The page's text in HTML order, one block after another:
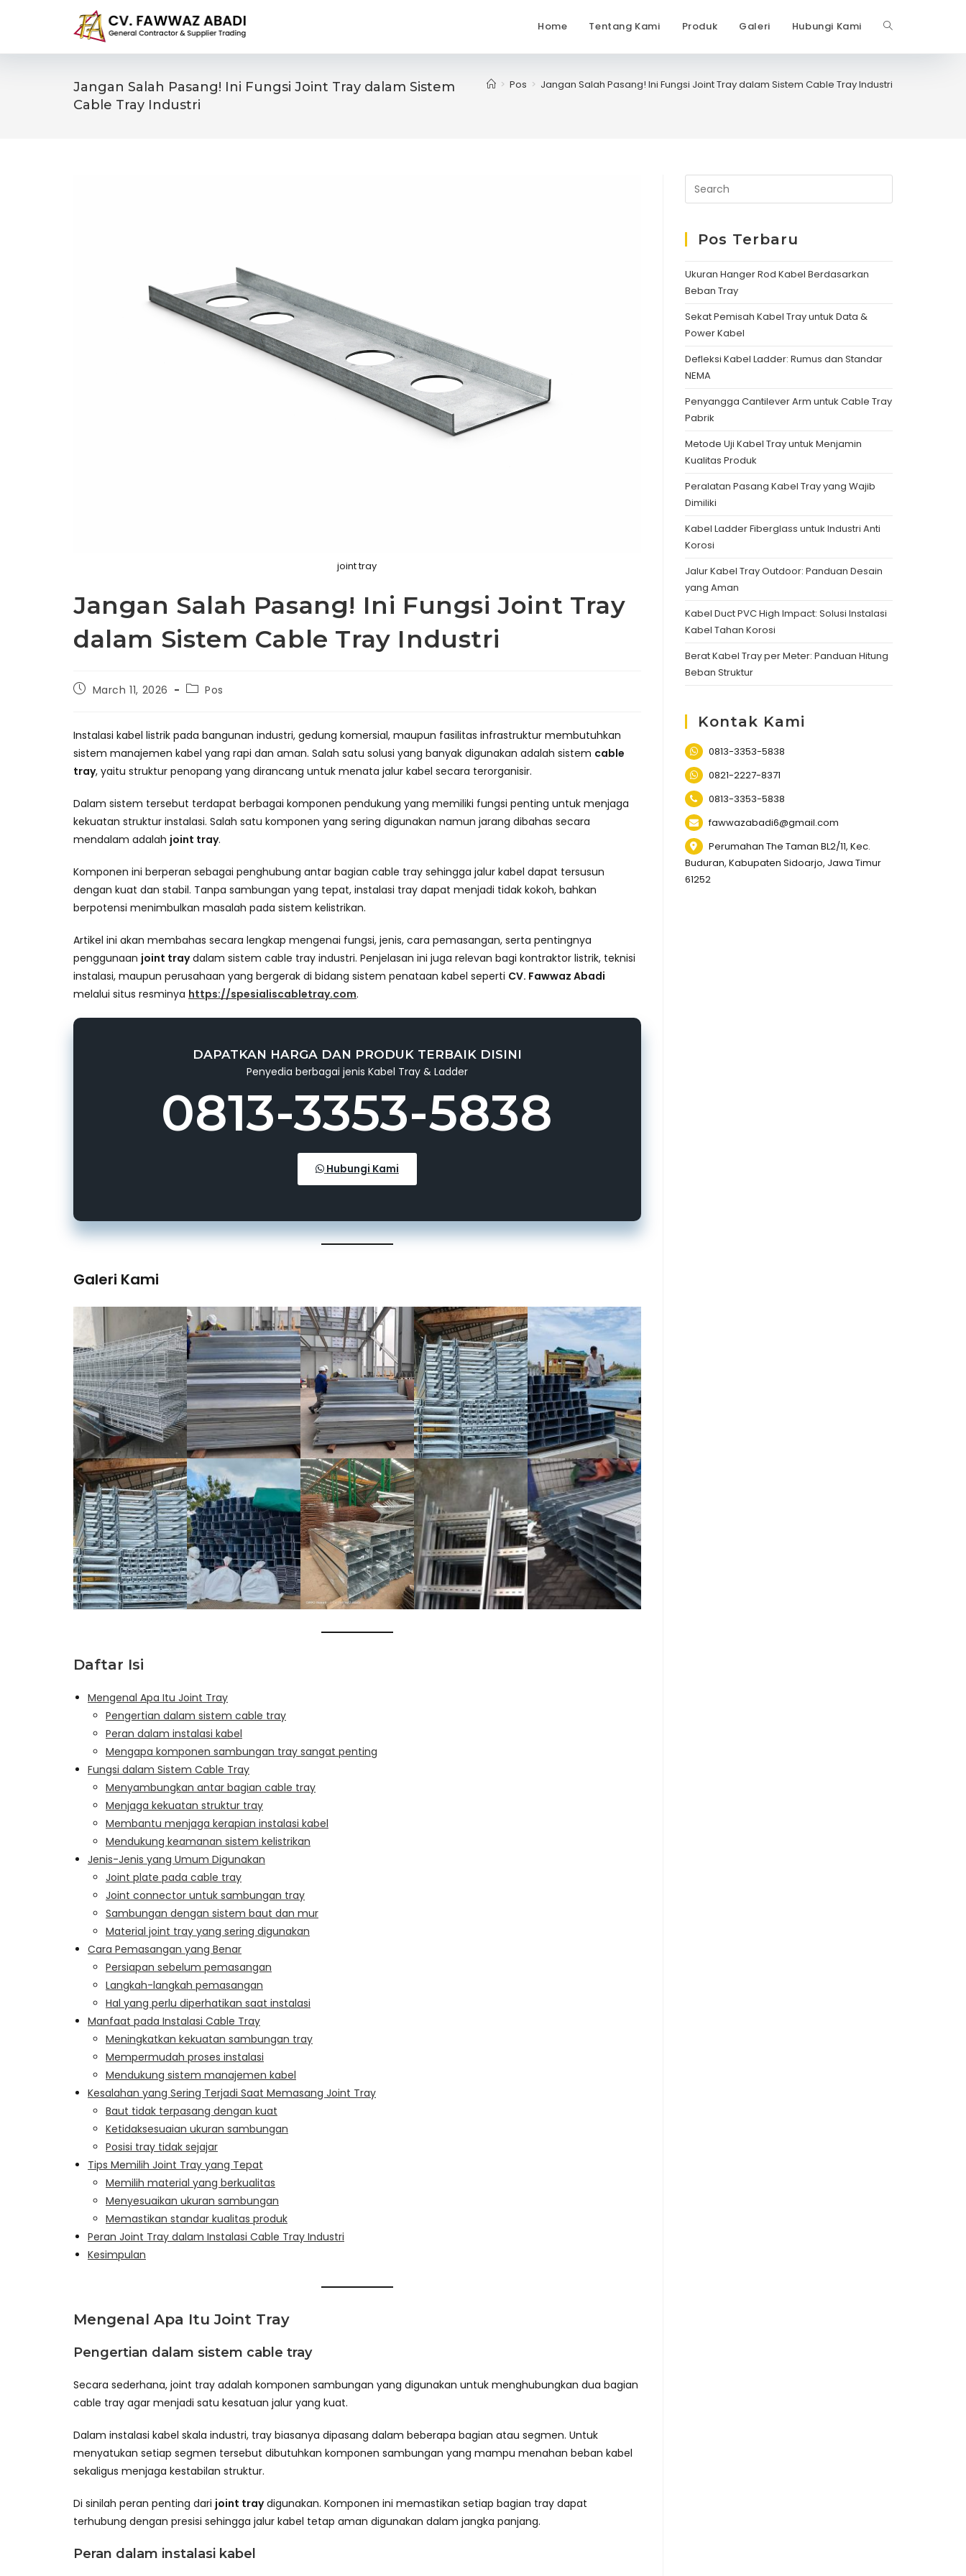
Home Tentang Kami Produk Galeri Hubungi Kami Toggle
website
Jangan Salah Pasang! Ini Fungsi Joint Tray dalam Sistem
Cable Tray Industri
> Pos > Jangan Salah Pasang! Ini Fungsi Joint Tray dalam Sistem Cable Tray Industri
joint tray
Jangan Salah Pasang! Ini Fungsi Joint Tray
dalam Sistem Cable Tray Industri
PostMarch 11, 2026
PostPos
Instalasi kabel listrik pada bangunan industri, gedung komersial, maupun fasilitas infrastruktur membutuhkan
sistem manajemen kabel yang rapi dan aman. Salah satu solusi yang banyak digunakan adalah sistem cable
tray, yaitu struktur penopang yang dirancang untuk menata jalur kabel secara terorganisir.
Dalam sistem tersebut terdapat berbagai komponen pendukung yang memiliki fungsi penting untuk menjaga
kekuatan struktur instalasi. Salah satu komponen yang sering digunakan namun jarang dibahas secara
mendalam adalah joint tray.
Komponen ini berperan sebagai penghubung antar bagian cable tray sehingga jalur kabel dapat tersusun
dengan kuat dan stabil. Tanpa sambungan yang tepat, instalasi tray dapat menjadi tidak kokoh, bahkan
berpotensi menimbulkan masalah pada sistem kelistrikan.
Artikel ini akan membahas secara lengkap mengenai fungsi, jenis, cara pemasangan, serta pentingnya
penggunaan joint traydalam sistem cable tray industri. Penjelasan ini juga relevan bagi kontraktor listrik, teknisi
instalasi, maupun perusahaan yang bergerak di bidang sistem penataan kabel seperti CV. Fawwaz Abadi
melalui situs resminya https://spesialiscabletray.com.
DAPATKAN HARGA DAN PRODUK TERBAIK DISINI
Penyedia berbagai jenis Kabel Tray & Ladder
0813-3353-5838
Hubungi Kami
Galeri Kami
Daftar Isi
Mengenal Apa Itu Joint Tray
Pengertian dalam sistem cable tray
Peran dalam instalasi kabel
Mengapa komponen sambungan tray sangat penting
Fungsi dalam Sistem Cable Tray
Menyambungkan antar bagian cable tray
Menjaga kekuatan struktur tray
Membantu menjaga kerapian instalasi kabel
Mendukung keamanan sistem kelistrikan
Jenis-Jenis yang Umum Digunakan
Joint plate pada cable tray
Joint connector untuk sambungan tray
Sambungan dengan sistem baut dan mur
Material joint tray yang sering digunakan
Cara Pemasangan yang Benar
Persiapan sebelum pemasangan
Langkah-langkah pemasangan
Hal yang perlu diperhatikan saat instalasi
Manfaat pada Instalasi Cable Tray
Meningkatkan kekuatan sambungan tray
Mempermudah proses instalasi
Mendukung sistem manajemen kabel
Kesalahan yang Sering Terjadi Saat Memasang Joint Tray
Baut tidak terpasang dengan kuat
Ketidaksesuaian ukuran sambungan
Posisi tray tidak sejajar
Tips Memilih Joint Tray yang Tepat
Memilih material yang berkualitas
Menyesuaikan ukuran sambungan
Memastikan standar kualitas produk
Peran Joint Tray dalam Instalasi Cable Tray Industri
Kesimpulan
Mengenal Apa Itu Joint Tray
Pengertian dalam sistem cable tray
Secara sederhana, joint tray adalah komponen sambungan yang digunakan untuk menghubungkan dua bagian
cable tray agar menjadi satu kesatuan jalur yang kuat.
Dalam instalasi kabel skala industri, tray biasanya dipasang dalam beberapa bagian atau segmen. Untuk
menyatukan setiap segmen tersebut dibutuhkan komponen sambungan yang mampu menahan beban kabel
sekaligus menjaga kestabilan struktur.
Di sinilah peran penting dari joint traydigunakan. Komponen ini memastikan setiap bagian tray dapat
terhubung dengan presisi sehingga jalur kabel tetap aman digunakan dalam jangka panjang.
Peran dalam instalasi kabel
Pos Terbaru
Ukuran Hanger Rod Kabel Berdasarkan
Beban Tray
Sekat Pemisah Kabel Tray untuk Data &
Power Kabel
Defleksi Kabel Ladder: Rumus dan Standar
NEMA
Penyangga Cantilever Arm untuk Cable Tray
Pabrik
Metode Uji Kabel Tray untuk Menjamin
Kualitas Produk
Peralatan Pasang Kabel Tray yang Wajib
Dimiliki
Kabel Ladder Fiberglass untuk Industri Anti
Korosi
Jalur Kabel Tray Outdoor: Panduan Desain
yang Aman
Kabel Duct PVC High Impact: Solusi Instalasi
Kabel Tahan Korosi
Berat Kabel Tray per Meter: Panduan Hitung
Beban Struktur
Kontak Kami
0813-3353-5838
0821-2227-8371
0813-3353-5838
fawwazabadi6@gmail.com
Perumahan The Taman BL2/11, Kec.
Buduran, Kabupaten Sidoarjo, Jawa Timur
61252